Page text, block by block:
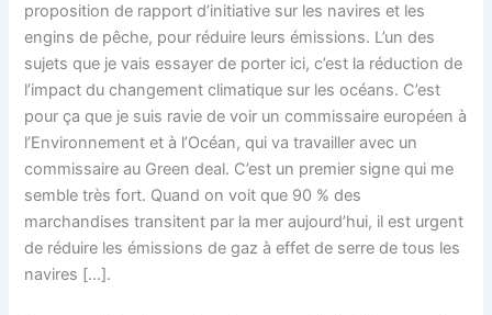
proposition de rapport d’initiative sur les navires et les
engins de pêche, pour réduire leurs émissions. L’un des
sujets que je vais essayer de porter ici, c’est la réduction de
l’impact du changement climatique sur les océans. C’est
pour ça que je suis ravie de voir un commissaire européen à
l’Environnement et à l’Océan, qui va travailler avec un
commissaire au Green deal. C’est un premier signe qui me
semble très fort. Quand on voit que 90 % des
marchandises transitent par la mer aujourd’hui, il est urgent
de réduire les émissions de gaz à effet de serre de tous les
navires […].